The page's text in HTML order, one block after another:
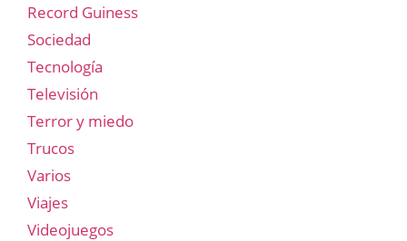
Record Guiness
Sociedad
Tecnología
Televisión
Terror y miedo
Trucos
Varios
Viajes
Videojuegos